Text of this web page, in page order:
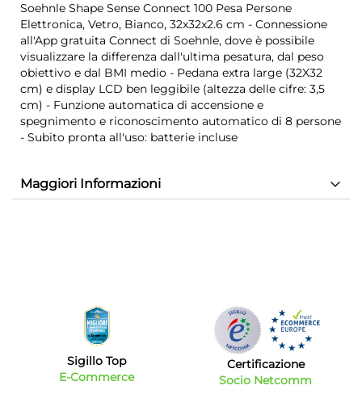
Soehnle Shape Sense Connect 100 Pesa Persone
Elettronica, Vetro, Bianco, 32x32x2.6 cm - Connessione
all'App gratuita Connect di Soehnle, dove è possibile
visualizzare la differenza dall'ultima pesatura, dal peso
obiettivo e dal BMI medio - Pedana extra large (32X32
cm) e display LCD ben leggibile (altezza delle cifre: 3,5
cm) - Funzione automatica di accensione e
spegnimento e riconoscimento automatico di 8 persone
- Subito pronta all'uso: batterie incluse
Maggiori Informazioni
Sigillo Top
E-Commerce
Certificazione
Socio Netcomm